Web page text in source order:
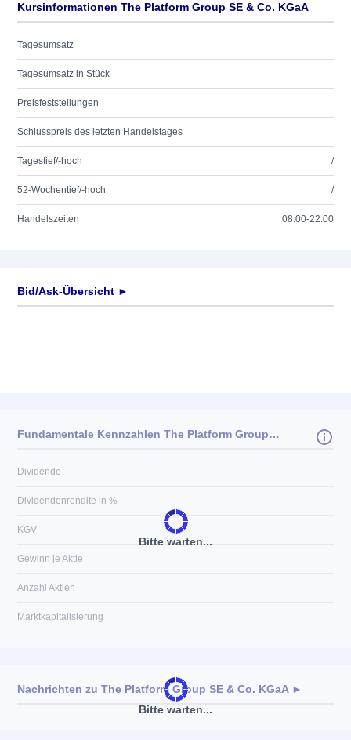
Kursinformationen The Platform Group SE & Co. KGaA
Tagesumsatz
Tagesumsatz in Stück
Preisfeststellungen
Schlusspreis des letzten Handelstages
Tagestief/-hoch /
52-Wochentief/-hoch /
Handelszeiten 08:00-22:00
Bid/Ask-Übersicht ►
Bitte warten...
Fundamentale Kennzahlen The Platform Group SE & Co. KGaA
Dividende
Dividendenrendite in %
KGV
Gewinn je Aktie
Anzahl Aktien
Marktkapitalisierung
Bitte warten...
Nachrichten zu The Platform Group SE & Co. KGaA►